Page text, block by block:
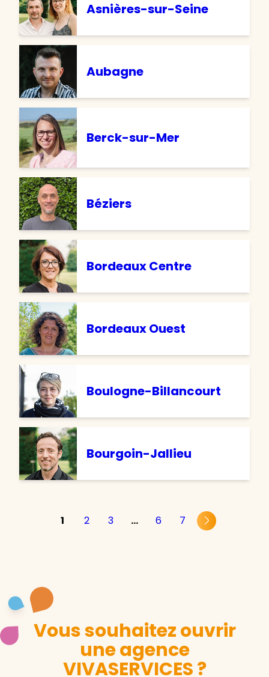
Asnières-sur-Seine
Aubagne
Berck-sur-Mer
Béziers
Bordeaux Centre
Bordeaux Ouest
Boulogne-Billancourt
Bourgoin-Jallieu
1 2 3 … 6 7
Vous souhaitez ouvrir
une agence
VIVASERVICES ?